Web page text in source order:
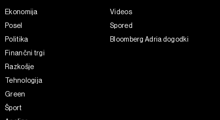
Ekonomija
Posel
Politika
Finančni trgi
Razkošje
Tehnologija
Green
Šport
Videos
Spored
Bloomberg Adria dogodki